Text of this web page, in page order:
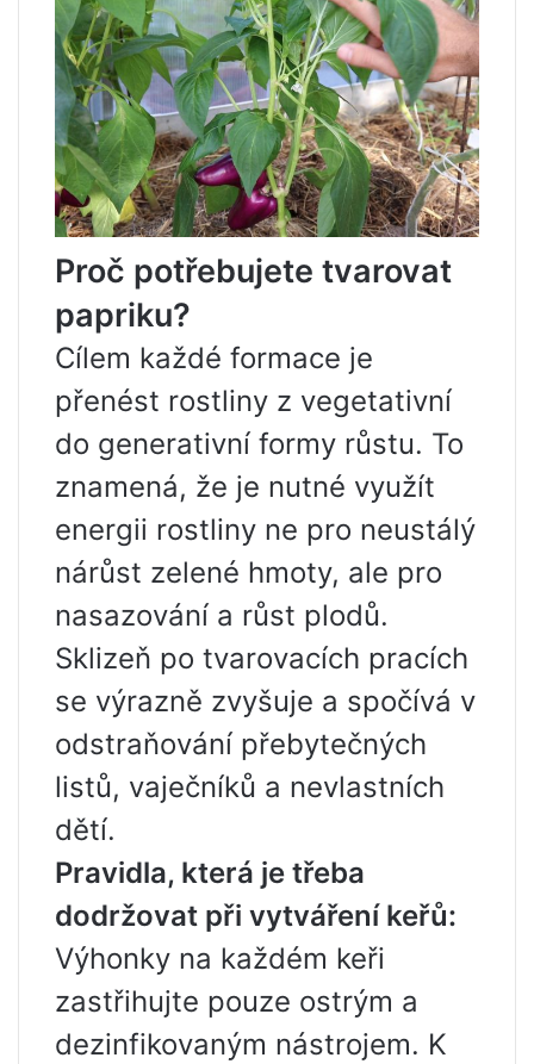
Proč potřebujete tvarovat
papriku?
Cílem každé formace je
přenést rostliny z vegetativní
do generativní formy růstu. To
znamená, že je nutné využít
energii rostliny ne pro neustálý
nárůst zelené hmoty, ale pro
nasazování a růst plodů.
Sklizeň po tvarovacích pracích
se výrazně zvyšuje a spočívá v
odstraňování přebytečných
listů, vaječníků a nevlastních
dětí.
Pravidla, která je třeba
dodržovat při vytváření keřů:
Výhonky na každém keři
zastřihujte pouze ostrým a
dezinfikovaným nástrojem. K